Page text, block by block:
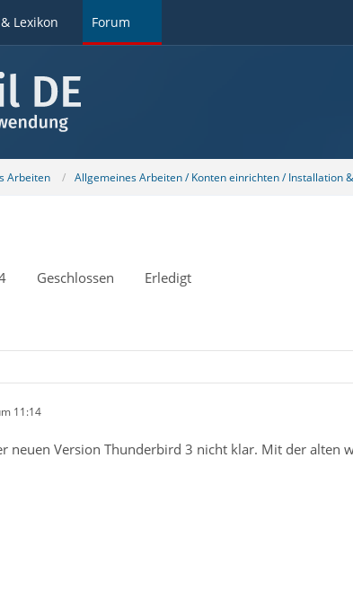
Lexikon Forum
Arbeiten Allgemeines Arbeiten / Konten einrichten / Installation
Geschlossen Erledigt
11:14
neuen Version Thunderbird 3 nicht klar. Mit der alten